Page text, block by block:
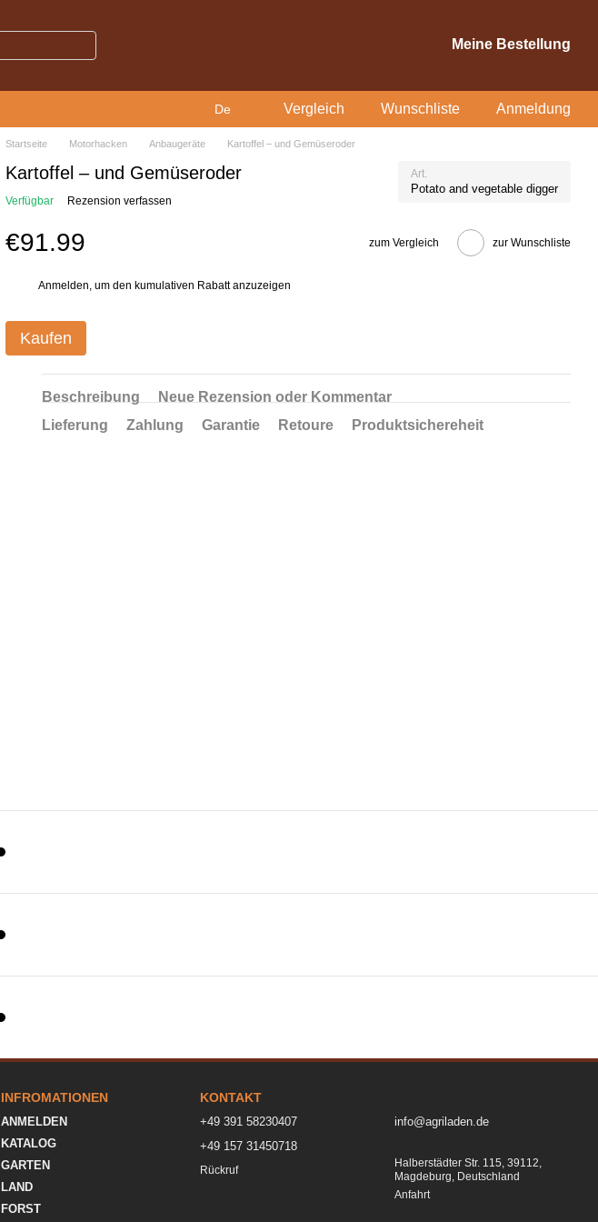
Meine Bestellung
De Vergleich Wunschliste Anmeldung
Startseite Motorhacken Anbaugeräte Kartoffel – und Gemüseroder
Kartoffel – und Gemüseroder Art.
Potato and vegetable digger
Verfügbar Rezension verfassen
€91.99 zum Vergleich zur Wunschliste
Anmelden , um den kumulativen Rabatt anzuzeigen
Kaufen
Beschreibung
Neue Rezension oder Kommentar
Lieferung
Zahlung Garantie Retoure Produktsichereheit
INFROMATIONEN
ANMELDEN
KATALOG
GARTEN
LAND
FORST
KONTAKT
+49 391 58230407
+49 157 31450718
Rückruf
info@agriladen.de
Halberstädter Str. 115, 39112,
Magdeburg, Deutschland
Anfahrt